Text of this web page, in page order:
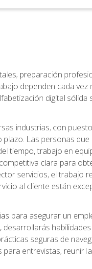
preparación
dependen cada vez
digital sólida
industrias, con
Las personas
tiempo, trabajo en
clara para
servicios, el trabajo
al cliente están
para asegurar un
habilidades
seguras de
entrevistas, reunir